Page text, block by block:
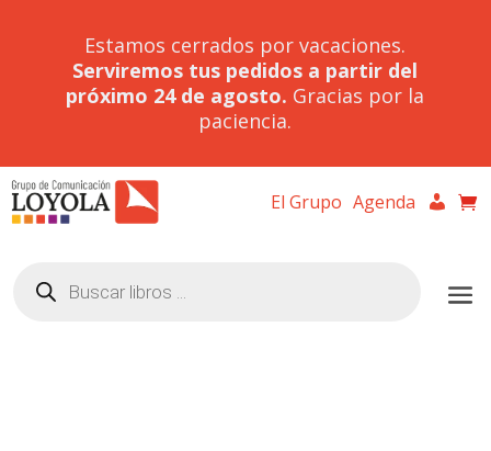
Estamos cerrados por vacaciones.
Serviremos tus pedidos a partir del
próximo 24 de agosto. Gracias por la
paciencia.
El Grupo Agenda
productos